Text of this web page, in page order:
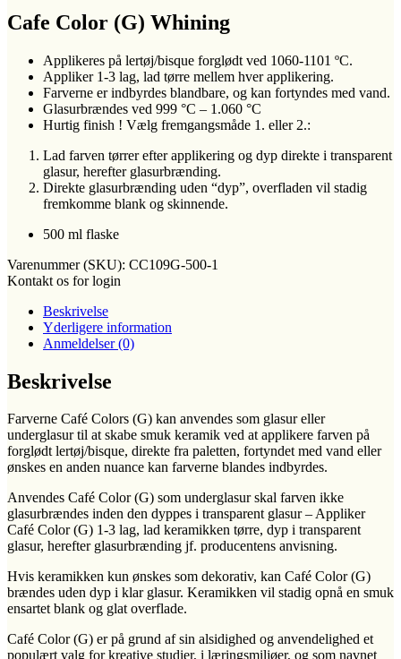
Cafe Color (G) Whining
Applikeres på lertøj/bisque forglødt ved 1060-1101 ºC.
Appliker 1-3 lag, lad tørre mellem hver applikering.
Farverne er indbyrdes blandbare, og kan fortyndes med vand.
Glasurbrændes ved 999 °C – 1.060 °C
Hurtig finish ! Vælg fremgangsmåde 1. eller 2.:
Lad farven tørrer efter applikering og dyp direkte i transparent
glasur, herefter glasurbrænding.
Direkte glasurbrænding uden “dyp”, overfladen vil stadig
fremkomme blank og skinnende.
500 ml flaske
Varenummer (SKU): CC109G-500-1
Kontakt os for login
Beskrivelse
Yderligere information
Anmeldelser (0)
Beskrivelse
Farverne Café Colors (G) kan anvendes som glasur eller
underglasur til at skabe smuk keramik ved at applikere farven på
forglødt lertøj/bisque, direkte fra paletten, fortyndet med vand eller
ønskes en anden nuance kan farverne blandes indbyrdes.
Anvendes Café Color (G) som underglasur skal farven ikke
glasurbrændes inden den dyppes i transparent glasur – Appliker
Café Color (G) 1-3 lag, lad keramikken tørre, dyp i transparent
glasur, herefter glasurbrænding jf. producentens anvisning.
Hvis keramikken kun ønskes som dekorativ, kan Café Color (G)
brændes uden dyp i klar glasur. Keramikken vil stadig opnå en smuk
ensartet blank og glat overflade.
Café Color (G) er på grund af sin alsidighed og anvendelighed et
populært valg for kreative studier, i læringsmiljøer, og som navnet